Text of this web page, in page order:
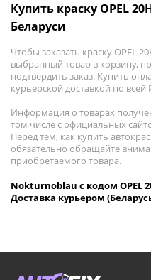
Купить краску OPEL
Беларуси
Чтобы заказать краску OPEL
выбранный товар в корзину,
подтвердить заказ. Купить
курьерской доставкой по всей
Информация о товарах
том числе с официальных
Перед тем, как купить
обязательно обращайте
приобретаемого товара.
Nokturnoblau с кодом OPEL
Доставка курьером